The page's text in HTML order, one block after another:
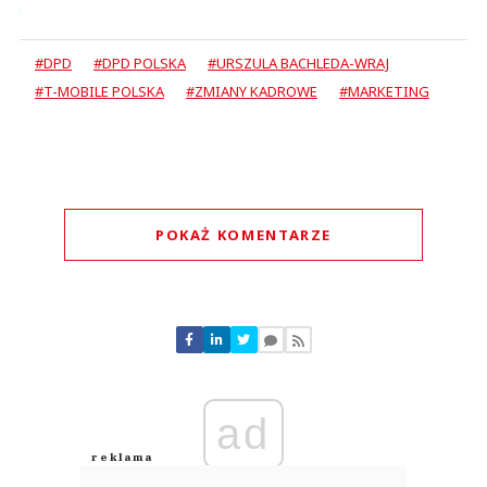
#DPD #DPD POLSKA
#URSZULA BACHLEDA-WRAJ
#T-MOBILE POLSKA
#ZMIANY KADROWE #MARKETING
POKAŻ KOMENTARZE
Nie znaleziono komentarzy
Zostaw swoje komentarze
Anuluj
ad